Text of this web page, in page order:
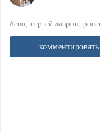
#сво сергей лавров
комментировать